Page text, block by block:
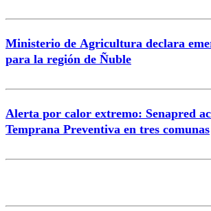
Ministerio de Agricultura declara
para la región de Ñuble
Alerta por calor extremo: Senapred
Temprana Preventiva en tres comunas